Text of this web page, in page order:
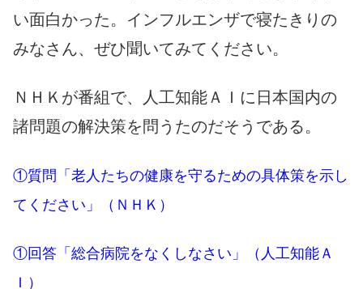
い面白かった。インフルエンザで寝たきりの
みなさん、ぜひ聞いてみてください。
ＮＨＫが番組で、人工知能ＡＩに日本国内の
諸問題の解決策を問うたのだそうである。
①質問「老人たちの健康を守るための具体策を示し
てください」（ＮＨＫ）
①回答「総合病院をなくしなさい」（人工知能Ａ
Ｉ）